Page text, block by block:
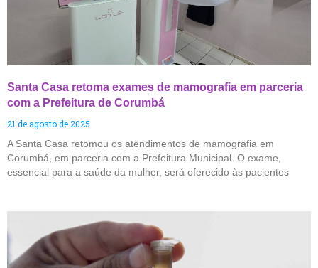
Santa Casa retoma exames de mamografia em parceria
com a Prefeitura de Corumbá
21 de agosto de 2025
A Santa Casa retomou os atendimentos de mamografia em
Corumbá, em parceria com a Prefeitura Municipal. O exame,
essencial para a saúde da mulher, será oferecido às pacientes